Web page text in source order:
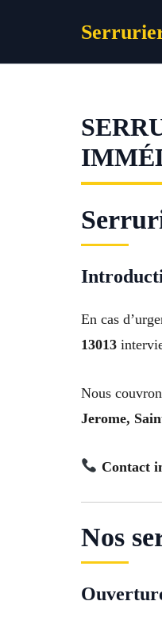
En cas
13013
Nous
Jerome,
Contact
Nos